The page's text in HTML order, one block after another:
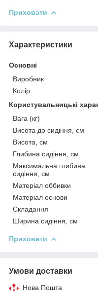
Приховати
Характеристики
Основні
Виробник
Колір
Користувальницькі
Вага (кг)
Висота до сидіння, см
Висота, см
Глибина сидіння, см
Максимальна глибина
сидіння, см
Матеріал оббивки
Матеріал основи
Складання
Ширина сидіння, см
Приховати
Умови доставки
Нова Пошта